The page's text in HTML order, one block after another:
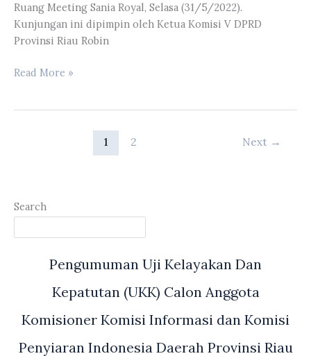
Ruang Meeting Sania Royal, Selasa (31/5/2022).
Kunjungan ini dipimpin oleh Ketua Komisi V DPRD
Provinsi Riau Robin
Komisi
ke
PT.
Wilmar
Read More »
1 2 Next →
Search
Pengumuman Uji Kelayakan Dan
Kepatutan (UKK) Calon Anggota
Komisioner Komisi Informasi dan Komisi
Penyiaran Indonesia Daerah Provinsi Riau